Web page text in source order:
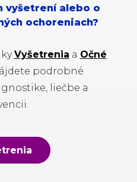
vyšetrení alebo o
ochoreniach?
Vyšetrenia a Očné
podrobné
liečbe a